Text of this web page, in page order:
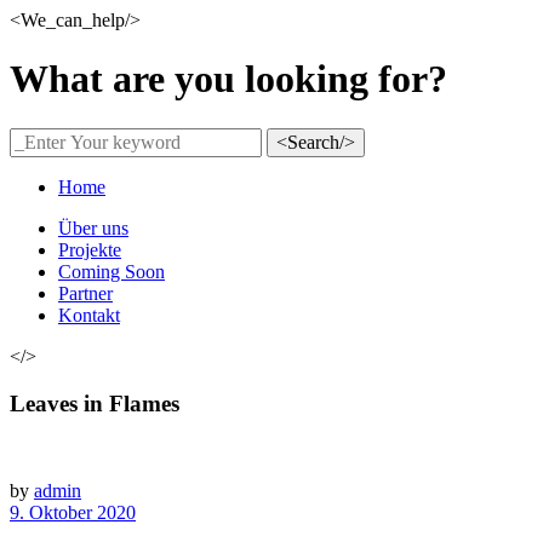
<We_can_help/>
What are you looking for?
<Search/>
Home
Über uns
Projekte
Coming Soon
Partner
Kontakt
</>
Leaves in Flames
by admin
9. Oktober 2020